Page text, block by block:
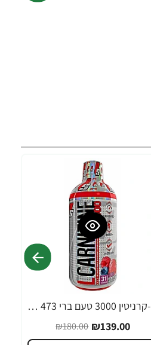
-23%
ל-קרניטין 3000 טעם ברי 473 מ"ל - ProSupps
₪139.00
₪180.00